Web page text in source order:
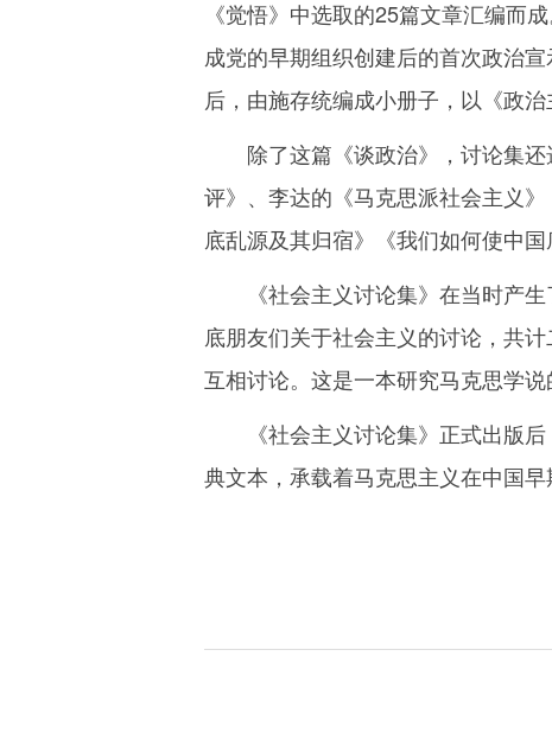
《觉悟》中选取的25篇文章汇编而
成党的早期组织创建后的首次政治
后，由施存统编成小册子，以《政
除了这篇《谈政治》，讨论集
评》、李达的《马克思派社会主义
底乱源及其归宿》《我们如何使中
《社会主义讨论集》在当时产
底朋友们关于社会主义的讨论，共
互相讨论。这是一本研究马克思学
《社会主义讨论集》正式出版
典文本，承载着马克思主义在中国